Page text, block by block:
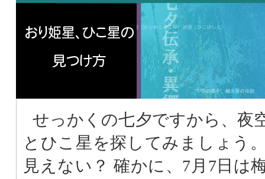
せっかくの七夕ですから、夜
とひこ星を探してみましょう
見えない？ 確かに、7月7日は